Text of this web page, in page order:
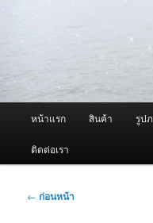
เนื้อหา
หลัก ผู้นำเข้าเครื่อ
Fogger /
จำหน่ายเครื่องพ่นหมอกควัน
หน้าแรก สินค้า รูป
ติดต่อเรา
เมนู
← ก่อนหน้า